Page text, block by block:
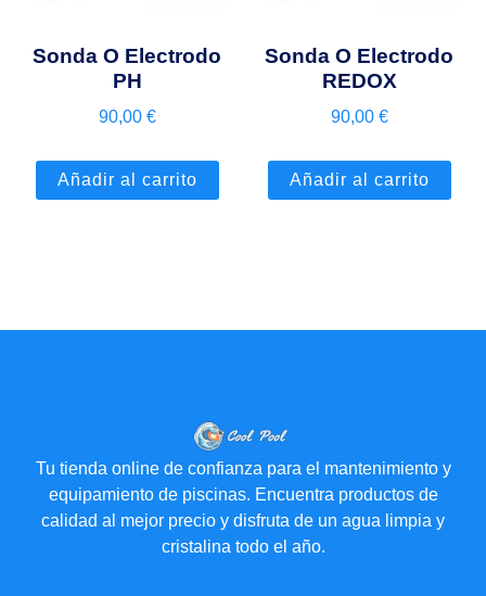
Sonda O Electrodo
PH
90,00 €
Añadir al carrito
Sonda O Electrodo
REDOX
90,00 €
Añadir al carrito
Tu tienda online de confianza para el mantenimiento y
equipamiento de piscinas. Encuentra productos de
calidad al mejor precio y disfruta de un agua limpia y
cristalina todo el año.